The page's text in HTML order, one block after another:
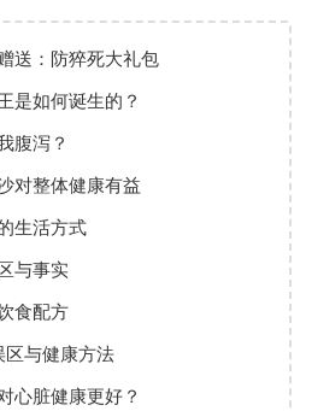
送：防猝死大礼包
是如何诞生的？
腹泻？
对整体健康有益
生活方式
与事实
食配方
区与健康方法
心脏健康更好？